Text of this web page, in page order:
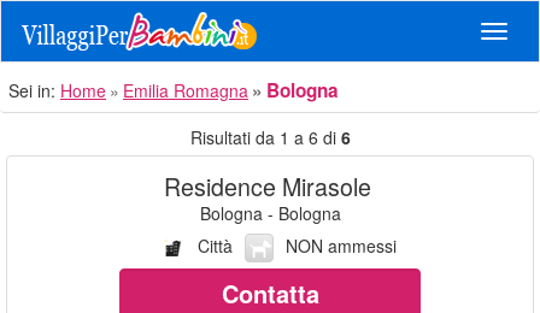
Sei in: Home Emilia Romagna Bologna
Risultati da 1 a 6 di 6
Residence Mirasole
Bologna - Bologna
Città
NON ammessi
Contatta